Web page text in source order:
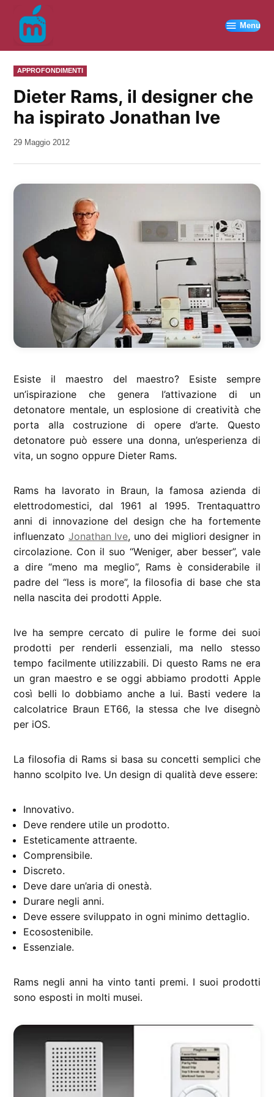
contenuto
Menu
PUBBLICATO
IN
APPROFONDIMENTI
Dieter Rams, il designer che
ha ispirato Jonathan Ive
da
29 Maggio 2012
Esiste il maestro del maestro? Esiste sempre
un’ispirazione che genera l’attivazione di un
detonatore mentale, un esplosione di creatività che
porta alla costruzione di opere d’arte. Questo
detonatore può essere una donna, un’esperienza di
vita, un sogno oppure Dieter Rams.
Rams ha lavorato in Braun, la famosa azienda di
elettrodomestici, dal 1961 al 1995. Trentaquattro
anni di innovazione del design che ha fortemente
influenzato Jonathan Ive, uno dei migliori designer in
circolazione. Con il suo “Weniger, aber besser”, vale
a dire “meno ma meglio”, Rams è considerabile il
padre del “less is more”, la filosofia di base che sta
nella nascita dei prodotti Apple.
Ive ha sempre cercato di pulire le forme dei suoi
prodotti per renderli essenziali, ma nello stesso
tempo facilmente utilizzabili. Di questo Rams ne era
un gran maestro e se oggi abbiamo prodotti Apple
così belli lo dobbiamo anche a lui. Basti vedere la
calcolatrice Braun ET66, la stessa che Ive disegnò
per iOS.
La filosofia di Rams si basa su concetti semplici che
hanno scolpito Ive. Un design di qualità deve essere:
Innovativo.
Deve rendere utile un prodotto.
Esteticamente attraente.
Comprensibile.
Discreto.
Deve dare un’aria di onestà.
Durare negli anni.
Deve essere sviluppato in ogni minimo dettaglio.
Ecosostenibile.
Essenziale.
Rams negli anni ha vinto tanti premi. I suoi prodotti
sono esposti in molti musei.